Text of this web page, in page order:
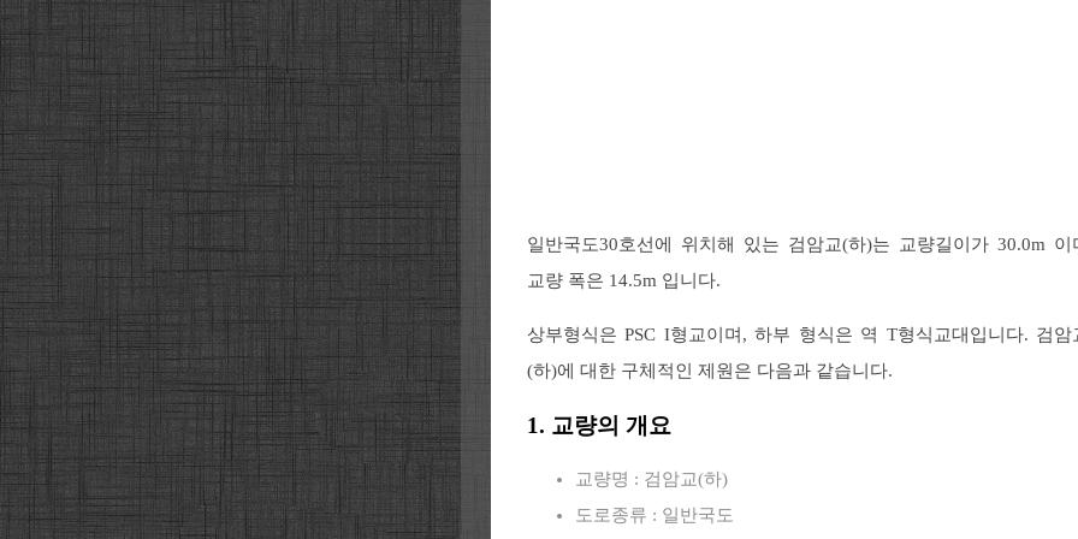
일반국도30호선에 위치해 있는 검암교(하)는 교량길이가 30.0m 이
교량 폭은 14.5m 입니다.
상부형식은 PSC I형교이며, 하부 형식은 역 T형식교대입니다. 검암
(하)에 대한 구체적인 제원은 다음과 같습니다.
1. 교량의 개요
교량명 : 검암교(하)
도로종류 : 일반국도